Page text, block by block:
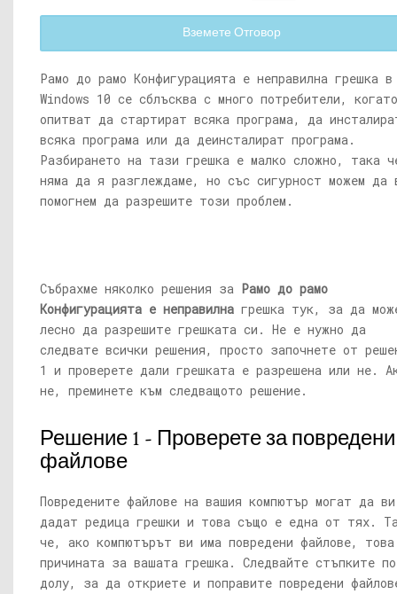
Вземете Отговор
Рамо до рамо Конфигурацията е неправилна грешка в
Windows 10 се сблъсква с много потребители,
опитват да стартират всяка програма, да
всяка програма или да деинсталират програма.
Разбирането на тази грешка е малко сложно, така
няма да я разглеждаме, но със сигурност можем да
помогнем да разрешите този проблем.
Събрахме няколко решения за Рамо до рамо
Конфигурацията е неправилна грешка тук, за да
лесно да разрешите грешката си. Не е нужно да
следвате всички решения, просто започнете от
1 и проверете дали грешката е разрешена или не.
не, преминете към следващото решение.
Решение 1 - Проверете за повредени
файлове
Повредените файлове на вашия компютър могат да ви
дадат редица грешки и това също е една от тях.
че, ако компютърът ви има повредени файлове,
причината за вашата грешка. Следвайте стъпките
долу, за да откриете и поправите повредени